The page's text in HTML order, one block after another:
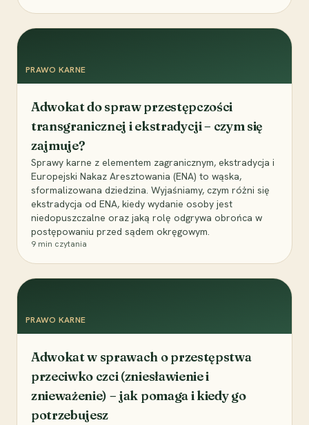
PRAWO KARNE
Adwokat do spraw przestępczości
transgranicznej i ekstradycji – czym się
zajmuje?
Sprawy karne z elementem zagranicznym, ekstradycja i
Europejski Nakaz Aresztowania (ENA) to wąska,
sformalizowana dziedzina. Wyjaśniamy, czym różni się
ekstradycja od ENA, kiedy wydanie osoby jest
niedopuszczalne oraz jaką rolę odgrywa obrońca w
postępowaniu przed sądem okręgowym.
9 min czytania
PRAWO KARNE
Adwokat w sprawach o przestępstwa
przeciwko czci (zniesławienie i
znieważenie) – jak pomaga i kiedy go
potrzebujesz